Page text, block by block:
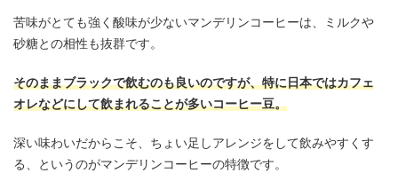
苦味がとても強く酸味が少ないマンデリンコーヒーは、ミルクや
砂糖との相性も抜群です。
そのままブラックで飲むのも良いのですが、特に日本ではカフェ
オレなどにして飲まれることが多いコーヒー豆。
深い味わいだからこそ、ちょい足しアレンジをして飲みやすくす
る、というのがマンデリンコーヒーの特徴です。